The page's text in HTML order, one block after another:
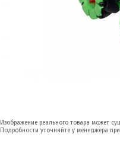
Изображение реального товара может
Подробности уточняйте у менеджера при